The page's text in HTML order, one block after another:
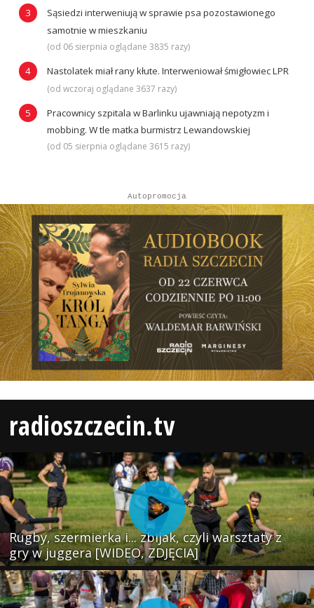
Sąsiedzi interweniują w sprawie psa pozostawionego
samotnie w mieszkaniu
(od 06 sierpnia oglądane 3835 razy)
Nastolatek miał rany kłute. Interweniował śmigłowiec LPR
(od wczoraj oglądane 3637 razy)
Pracownicy szpitala w Barlinku ujawniają nepotyzm i
mobbing. W tle matka burmistrz Lewandowskiej
(od 05 sierpnia oglądane 3615 razy)
Autopromocja
radioszczecin.tv
Rugby, szermierka i... zbijak, czyli warsztaty z
gry w juggera [WIDEO, ZDJĘCIA]